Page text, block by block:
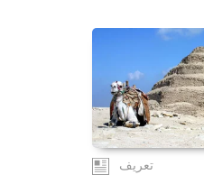
تعريف